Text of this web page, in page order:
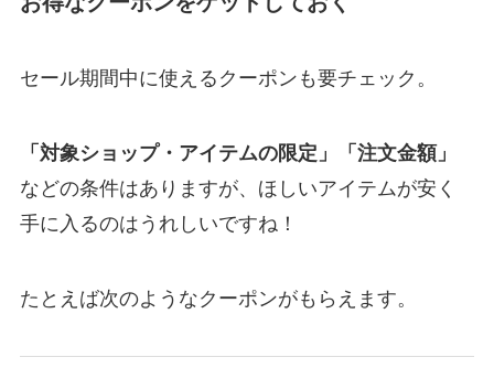
セール期間中に使えるクーポンも要チェック。
「対象ショップ・アイテムの限定」「注文金額」
などの条件はありますが、ほしいアイテムが安く
手に入るのはうれしいですね！
たとえば次のようなクーポンがもらえます。